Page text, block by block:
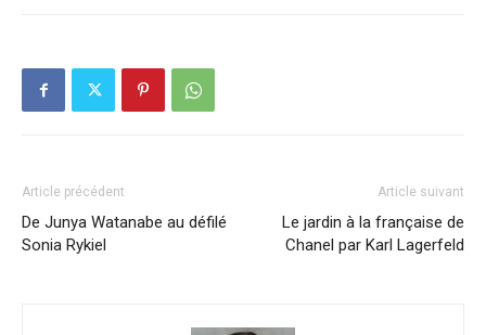
Article précédent
De Junya Watanabe au défilé
Sonia Rykiel
Article suivant
Le jardin à la française de
Chanel par Karl Lagerfeld